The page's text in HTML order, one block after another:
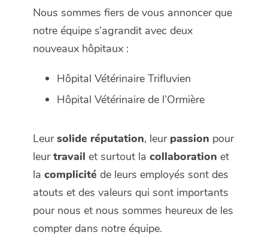
Nous sommes fiers de vous annoncer que
notre équipe s’agrandit avec deux
nouveaux hôpitaux :
Hôpital Vétérinaire Trifluvien
Hôpital Vétérinaire de l’Ormière
Leursolide réputation, leur passion pour
leurtravail et surtout la collaboration et
la complicité de leurs employés sont des
atouts et des valeurs qui sont importants
pour nous et nous sommes heureux de les
compter dans notre équipe.